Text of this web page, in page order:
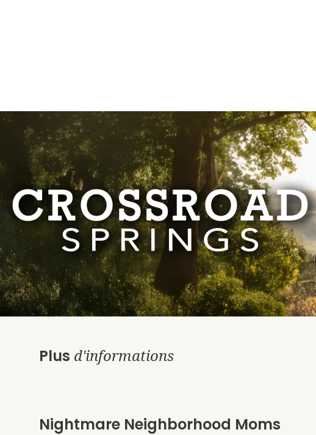
Plus d'informations
Nightmare Neighborhood Moms